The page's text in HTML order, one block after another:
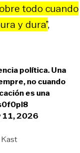
todo cuando
y dura”,
política. Una
no cuando
es una
11, 2026